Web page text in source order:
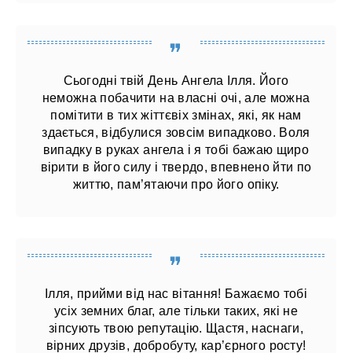
Сьогодні твій День Ангела Ілля. Його
неможна побачити на власні очі, але можна
помітити в тих жіттєвіх змінах, які, як нам
здається, відбулися зовсім випадково. Воля
випадку в руках ангела і я тобі бажаю щиро
вірити в його силу і твердо, впевнено йти по
життю, пам’ятаючи про його опіку.
Ілля, прийми від нас вітання! Бажаємо тобі
усіх земних благ, але тільки таких, які не
зіпсують твою репутацію. Щастя, наснаги,
вірних друзів, добробуту, кар’єрного росту!